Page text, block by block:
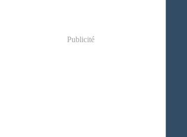
Publicité